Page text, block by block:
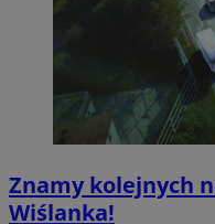
Znamy kolejnych
Wiślanka!